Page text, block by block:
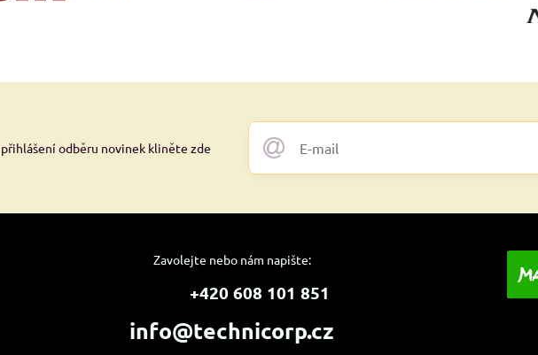
přihlášení odběru novinek kliněte zde
Zavolejte nebo nám napište:
+420 608 101 851
info@technicorp.cz